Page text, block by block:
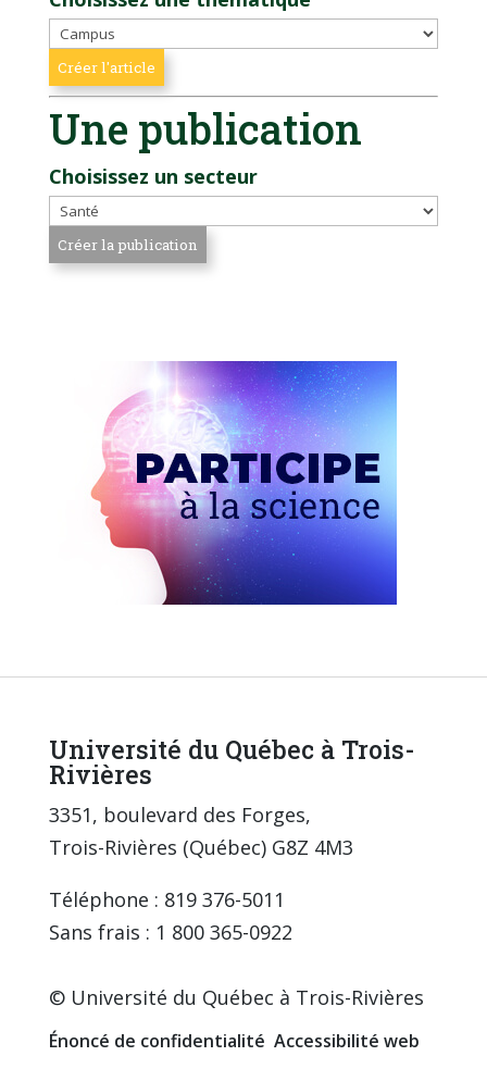
Une publication
Choisissez un secteur
Université du Québec à Trois-
Rivières
3351, boulevard des Forges,
Trois-Rivières (Québec) G8Z 4M3
Téléphone : 819 376-5011
Sans frais : 1 800 365-0922
© Université du Québec à Trois-Rivières
Énoncé de confidentialité Accessibilité web